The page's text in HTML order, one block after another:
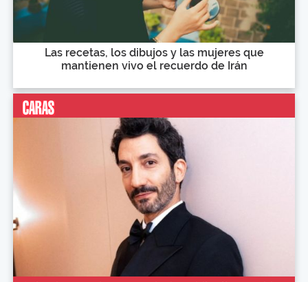
Las recetas, los dibujos y las mujeres que
mantienen vivo el recuerdo de Irán